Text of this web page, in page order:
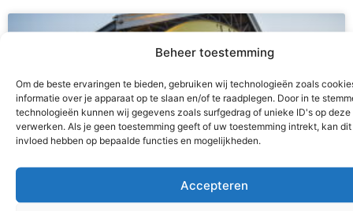
Beheer toestemming
Om de beste ervaringen te bieden, gebruiken wij technologieën zoals
informatie over je apparaat op te slaan en/of te raadplegen. Door in te
technologieën kunnen wij gegevens zoals surfgedrag of unieke ID's op deze
verwerken. Als je geen toestemming geeft of uw toestemming intrekt, kan
invloed hebben op bepaalde functies en mogelijkheden.
Accepteren